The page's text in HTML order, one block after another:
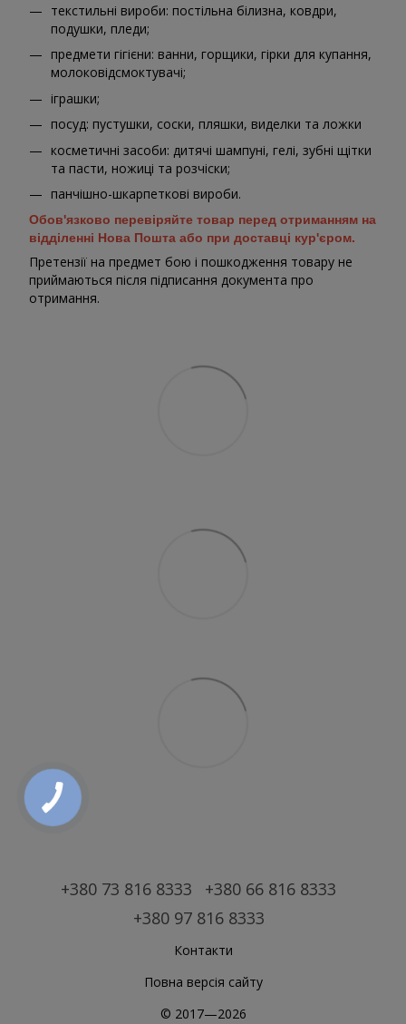
текстильні вироби: постільна білизна, ковдри,
подушки, пледи;
предмети гігієни: ванни, горщики, гірки для купання,
молоковідсмоктувачі;
іграшки;
посуд: пустушки, соски, пляшки, виделки та ложки
косметичні засоби: дитячі шампуні, гелі, зубні щітки
та пасти, ножиці та розчіски;
панчішно-шкарпеткові вироби.
Обов'язково перевіряйте товар перед отриманням на
відділенні Нова Пошта або при доставці кур'єром.
Претензії на предмет бою і пошкодження товару не
приймаються після підписання документа про
отримання.
+380 73 816 8333
+380 66 816 8333
+380 97 816 8333
Контакти
Повна версія сайту
© 2017—2026